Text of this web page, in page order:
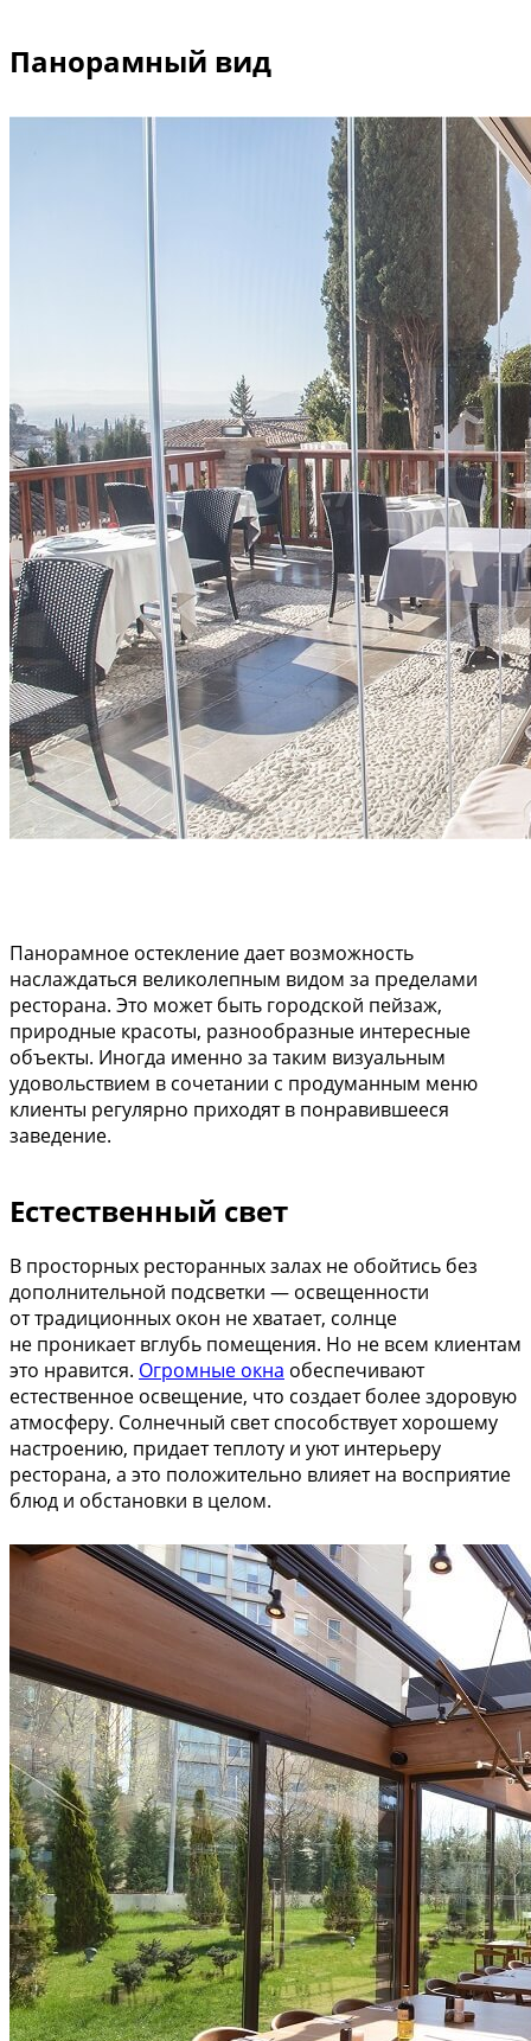
Панорамный вид
Панорамное остекление дает возможность
наслаждаться великолепным видом за пределами
ресторана. Это может быть городской пейзаж,
природные красоты, разнообразные интересные
объекты. Иногда именно за таким визуальным
удовольствием в сочетании с продуманным меню
клиенты регулярно приходят в понравившееся
заведение.
Естественный свет
В просторных ресторанных залах не обойтись без
дополнительной подсветки — освещенности
от традиционных окон не хватает, солнце
не проникает вглубь помещения. Но не всем клиентам
это нравится. Огромные окна обеспечивают
естественное освещение, что создает более здоровую
атмосферу. Солнечный свет способствует хорошему
настроению, придает теплоту и уют интерьеру
ресторана, а это положительно влияет на восприятие
блюд и обстановки в целом.